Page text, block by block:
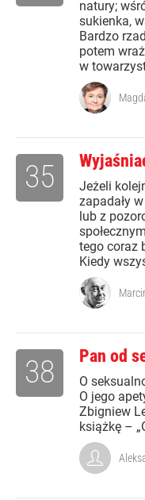
natury;
sukienka,
Bardzo
potem
w
Jeżeli
zapadały
lub z
tego coraz
Kiedy
35
Pan od
O
O jego
Zbigniew
książkę –
38